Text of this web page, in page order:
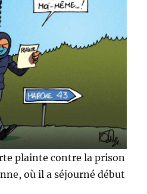
plainte contre la prison
où il a séjourné début